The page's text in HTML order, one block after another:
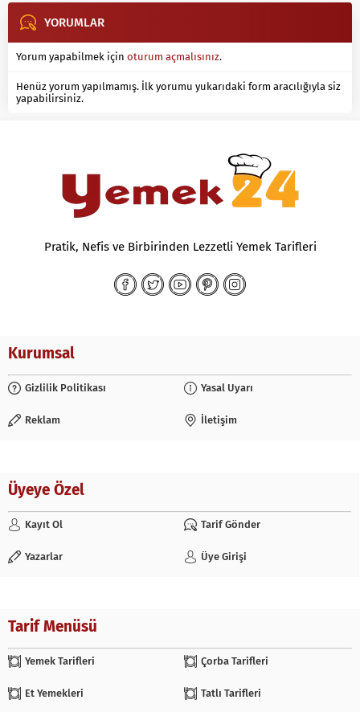
YORUMLAR
Yorum yapabilmek için oturum açmalısınız.
Henüz yorum yapılmamış. İlk yorumu yukarıdaki form aracılığıyla siz
yapabilirsiniz.
Pratik, Nefis ve Birbirinden Lezzetli Yemek Tarifleri
Kurumsal
Gizlilik Politikası Yasal Uyarı
Reklam İletişim
Üyeye Özel
Kayıt Ol Tarif Gönder
Yazarlar Üye Girişi
Tarif Menüsü
Yemek Tarifleri Çorba Tarifleri
Et Yemekleri Tatlı Tarifleri